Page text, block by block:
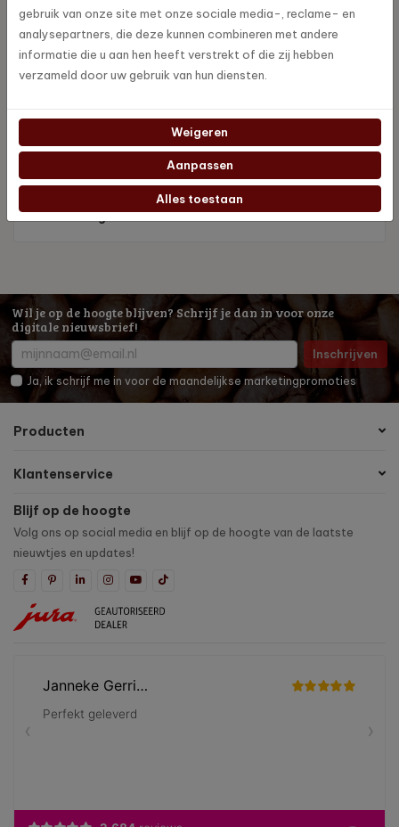
Artikelnummer cat-fil500gr
Catunambu
Samenstelling Blend
Wil je op de hoogte blijven? Schrijf je dan in voor onze
digitale nieuwsbrief!
Inschrijven
Ja, ik schrijf me in voor de maandelijkse marketingpromoties
Producten
Klantenservice
Blijf op de hoogte
Volg ons op social media en blijf op de hoogte van de laatste
nieuwtjes en updates!
gebruik van onze site met onze sociale media-, reclame- en
analysepartners, die deze kunnen combineren met andere
informatie die u aan hen heeft verstrekt of die zij hebben
verzameld door uw gebruik van hun diensten.
Weigeren
Aanpassen
Alles toestaan